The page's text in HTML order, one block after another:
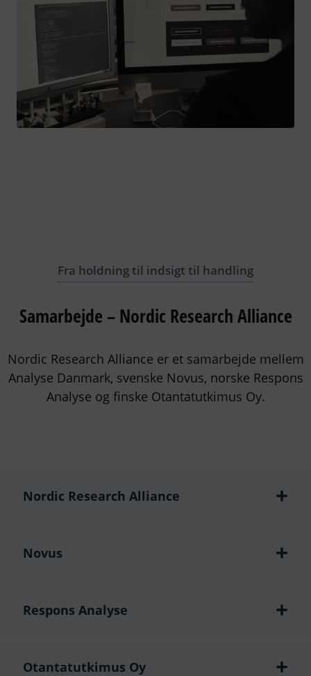
Fra holdning til indsigt til handling
Samarbejde – Nordic Research Alliance
Nordic Research Alliance er et samarbejde mellem
Analyse Danmark, svenske Novus, norske Respons
Analyse og finske Otantatutkimus Oy.
Nordic Research Alliance
Novus
Respons Analyse
Otantatutkimus Oy